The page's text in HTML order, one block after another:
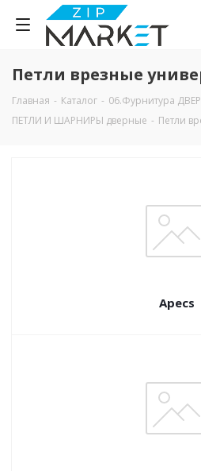
Петли врезные
Главная - Каталог - 06.Фурнитура
ПЕТЛИ И ШАРНИРЫ дверные - Петли
Apecs